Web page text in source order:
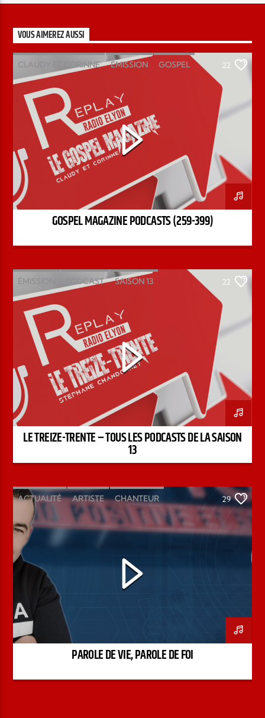
VOUS AIMEREZ AUSSI
CLAUDY ET CORINNE ÉMISSION GOSPEL
MAGAZINE
22
GOSPEL MAGAZINE PODCASTS (259-399)
ÉMISSION PODCAST SAISON 13
STÉPHANE CHANDONNET
22
LE TREIZE-TRENTE – TOUS LES PODCASTS DE LA SAISON
13
ACTUALITÉ ARTISTE CHANTEUR
ÉMISSION INTERVIEW KENZO DAVID
PAROLE DE FOI
PODCAST
29
PAROLE DE VIE, PAROLE DE FOI